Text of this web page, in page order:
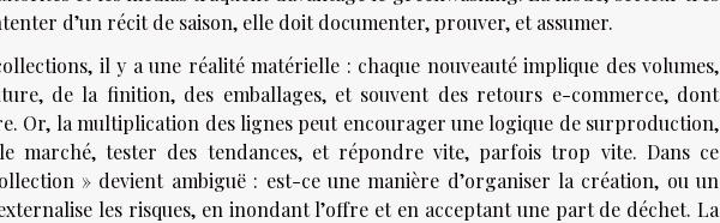
d’un récit de saison, elle doit documenter, prouver, et assumer.
il y a une réalité matérielle : chaque nouveauté implique des volumes,
de la finition, des emballages, et souvent des retours e-commerce, dont
Or, la multiplication des lignes peut encourager une logique de surproduction,
marché, tester des tendances, et répondre vite, parfois trop vite. Dans ce
» devient ambiguë : est-ce une manière d’organiser la création, ou un
les risques, en inondant l’offre et en acceptant une part de déchet. La